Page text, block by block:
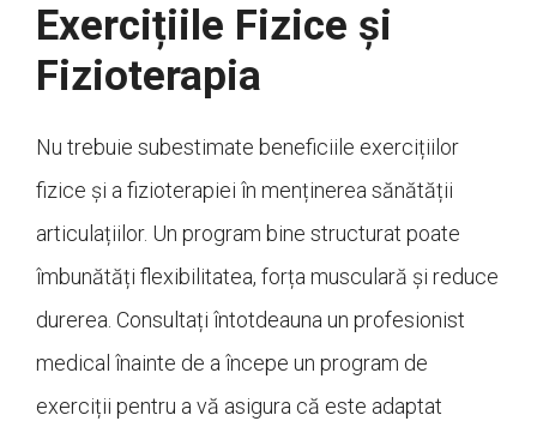
Exercițiile Fizice și
Fizioterapia
Nu trebuie subestimate beneficiile exercițiilor
fizice și a fizioterapiei în menținerea sănătății
articulațiilor. Un program bine structurat poate
îmbunătăți flexibilitatea, forța musculară și reduce
durerea. Consultați întotdeauna un profesionist
medical înainte de a începe un program de
exerciții pentru a vă asigura că este adaptat